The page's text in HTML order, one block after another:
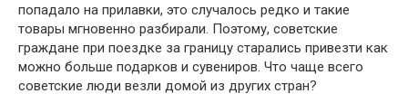
попадало на прилавки, это случалось редко и такие
товары мгновенно разбирали. Поэтому, советские
граждане при поездке за границу старались привезти как
можно больше подарков и сувениров. Что чаще всего
советские люди везли домой из других стран?